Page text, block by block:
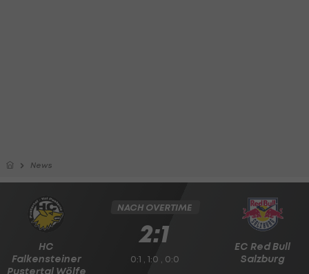
News
HC
Falkensteiner
Pustertal Wölfe
EC Red Bull
Salzburg
NACH OVERTIME
2:1
0:1 , 1:0 , 0:0